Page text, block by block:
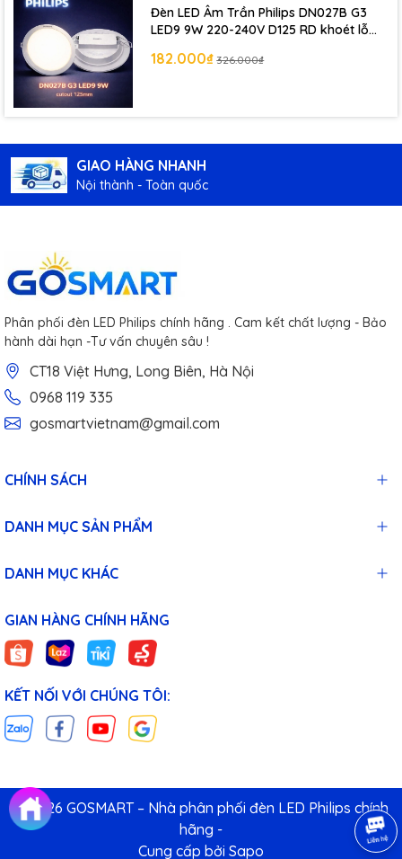
Đèn LED Âm Trần Philips DN027B G3
LED9 9W 220-240V D125 RD khoét lỗ
182.000₫ 326.000₫
GIAO HÀNG NHANH
Nội thành - Toàn quốc
Phân phối đèn LED Philips chính hãng . Cam kết chất lượng - Bảo
hành dài hạn -Tư vấn chuyên sâu !
CT18 Việt Hưng, Long Biên, Hà Nội
0968 119 335
gosmartvietnam@gmail.com
CHÍNH SÁCH
DANH MỤC SẢN PHẨM
DANH MỤC KHÁC
GIAN HÀNG CHÍNH HÃNG
KẾT NỐI VỚI CHÚNG TÔI:
© 2026 GOSMART – Nhà phân phối đèn LED Philips chính
hãng -
Cung cấp bởi Sapo